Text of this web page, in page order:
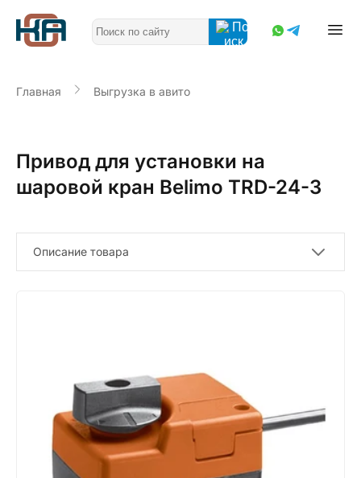
Главная Выгрузка в авито
Привод для установки на
шаровой кран Belimo TRD-24-3
Описание товара